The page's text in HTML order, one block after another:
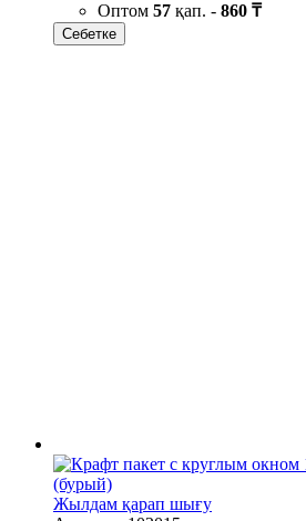
Оптом 57 қап. - 860 ₸
Себетке
Жылдам қарап шығу